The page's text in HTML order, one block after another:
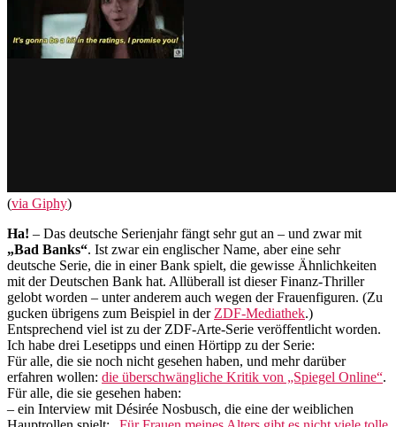
(via Giphy)
Ha! – Das deutsche Serienjahr fängt sehr gut an – und zwar mit
„Bad Banks“. Ist zwar ein englischer Name, aber eine sehr
deutsche Serie, die in einer Bank spielt, die gewisse Ähnlichkeiten
mit der Deutschen Bank hat. Allüberall ist dieser Finanz-Thriller
gelobt worden – unter anderem auch wegen der Frauenfiguren. (Zu
gucken übrigens zum Beispiel in der ZDF-Mediathek.)
Entsprechend viel ist zu der ZDF-Arte-Serie veröffentlicht worden.
Ich habe drei Lesetipps und einen Hörtipp zu der Serie:
Für alle, die sie noch nicht gesehen haben, und mehr darüber
erfahren wollen: die überschwängliche Kritik von „Spiegel Online“.
Für alle, die sie gesehen haben:
– ein Interview mit Désirée Nosbusch, die eine der weiblichen